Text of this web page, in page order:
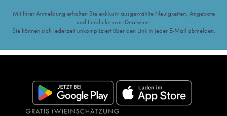
Mit Ihrer Anmeldung erhalten Sie exklusiv ausgewählte Neuigkeiten, Angebote
und Einblicke von iDealwine.
Sie können sich jederzeit unkompliziert über den Link in jeder E-Mail abmelden.
GRATIS (W)EINSCHÄTZUNG